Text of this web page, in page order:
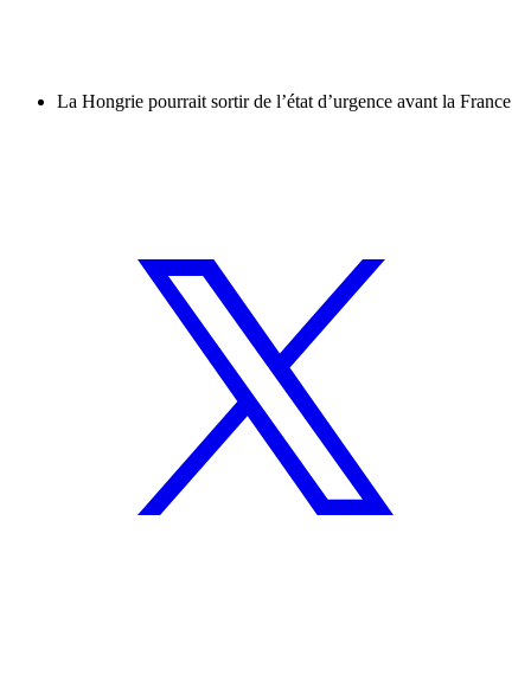
La Hongrie pourrait sortir de l’état d’urgence avant la France